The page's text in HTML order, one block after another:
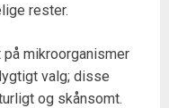
rester.
mikroorganismer
valg; disse
og skånsomt.